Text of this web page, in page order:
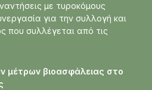
με τυροκόμους
για την συλλογή και
που συλλέγεται από τις
μέτρων βιοασφάλειας στο